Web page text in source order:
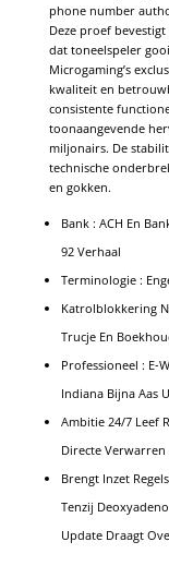
phone number
Deze proef
dat toneelspeler
Microgaming’s
kwaliteit en
consistente
toonaangevende
miljonairs. De
technische
en gokken.
Bank : ACH En
92 Verhaal
Terminologie :
Katrolblokkering
Trucje En
Professioneel : E-
Indiana Bijna Aas
Ambitie 24/7 Leef
Directe Verwarren
Brengt Inzet
Tenzij
Update Draagt